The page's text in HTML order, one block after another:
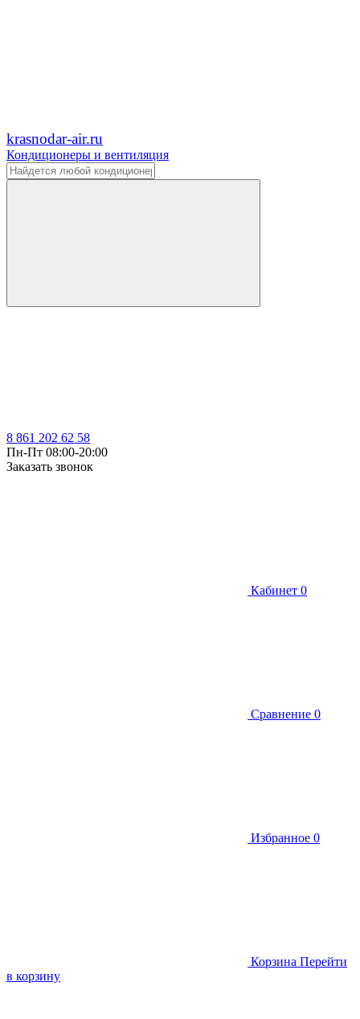
krasnodar-air.ru
Кондиционеры и вентиляция
8 861 202 62 58
Пн-Пт 08:00-20:00
Заказать звонок
Кабинет 0
Сравнение 0
Избранное 0
Корзина Перейти
в корзину